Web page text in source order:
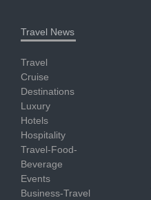
Travel News
Travel
Cruise
Destinations
Luxury
Hotels
Hospitality
Travel-Food-
Beverage
Events
Business-Travel